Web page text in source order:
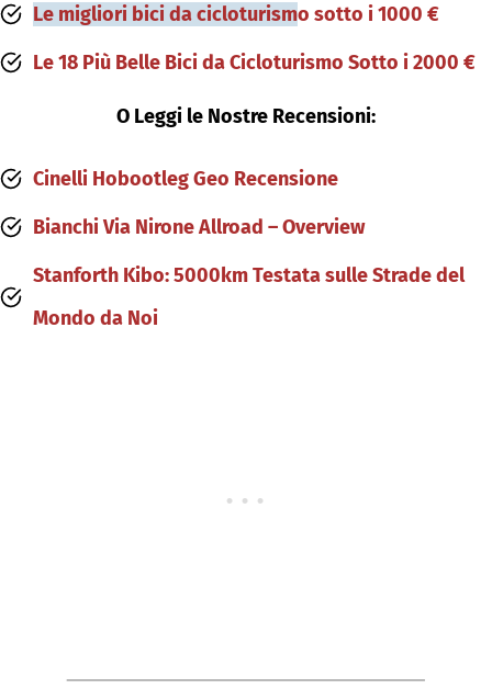
Le migliori bici da cicloturismo sotto i 1000 €
Le 18 Più Belle Bici da Cicloturismo Sotto i 2000 €
O Leggi le Nostre Recensioni:
Cinelli Hobootleg Geo Recensione
Bianchi Via Nirone Allroad – Overview
Stanforth Kibo: 5000km Testata sulle Strade del
Mondo da Noi